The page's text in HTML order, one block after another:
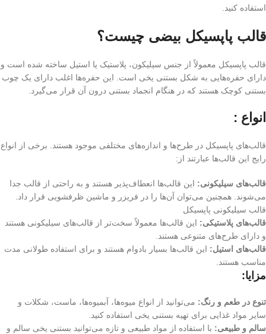
استفاده کنید.
قالب پاپسیکل بیضی چیست؟
قالب پاپسیکل معمولاً از جنس سیلیکون، پلاستیک یا استیل ساخته شده است و
دارای حفره‌هایی به شکل بستنی یخی است. این حفره‌ها اغلب دارای یک چوب
بستنی کوچک هستند که در هنگام انجماد بستنی درون آن قرار می‌گیرد.
انواع :
قالب‌های پاپسیکل در طرح‌ها و اندازه‌های مختلفی موجود هستند. برخی از انواع
رایج این قالب‌ها عبارتند از:
قالب‌های سیلیکونی: این قالب‌ها انعطاف‌پذیر هستند و به راحتی از قالب جدا
می‌شوند. همچنین می‌توان آن‌ها را در فریزر و ماشین ظرفشویی قرار داد.
قالب سیلیکونی پاپسیکل
قالب‌های پلاستیکی: این قالب‌ها معمولاً سخت‌تر از قالب‌های سیلیکونی هستند
و دارای طرح‌های متنوعی هستند.
قالب‌های استیل: این قالب‌ها بسیار بادوام هستند و برای استفاده طولانی مدت
مناسب هستند.
مزایا:
تنوع در طعم و رنگ: می‌توانید از انواع میوه‌ها، آبمیوه‌ها، ماست، شکلات و
سایر مواد غذایی برای تهیه بستنی یخی استفاده کنید.
سالم و طبیعی: با استفاده از مواد طبیعی و تازه می‌توانید بستنی یخی سالم و